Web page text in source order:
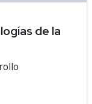
de la